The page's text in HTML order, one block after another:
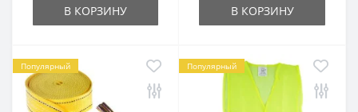
В КОРЗИНУ В КОРЗИНУ
Популярный Популярный